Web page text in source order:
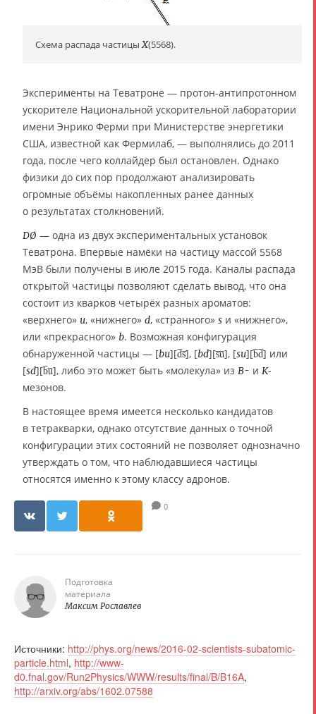
Схема распада частицыX(5568).
Эксперименты на Теватроне — протон-антипротонном
ускорителе Национальной ускорительной лаборатории
имени Энрико Ферми при Министерстве энергетики
США, известной как Фермилаб, — выполнялись до 2011
года, после чего коллайдер был остановлен. Однако
физики до сих пор продолжают анализировать
огромные объёмы накопленных ранее данных
о результатах столкновений.
DØ — одна из двух экспериментальных установок
Теватрона. Впервые намёки на частицу массой 5568
МэВ были получены в июле 2015 года. Каналы распада
открытой частицы позволяют сделать вывод, что она
состоит из кварков четырёх разных ароматов:
«верхнего» u, «нижнего» d, «странного» s и «нижнего»,
или «прекрасного» b. Возможная конфигурация
обнаруженной частицы — [bu][d̅s̅], [bd][s̅u̅], [su][b̅d̅] или
[sd][b̅u̅], либо это может быть «молекула» из B- и K-
мезонов.
В настоящее время имеется несколько кандидатов
в тетракварки, однако отсутствие данных о точной
конфигурации этих состояний не позволяет однозначно
утверждать о том, что наблюдавшиеся частицы
относятся именно к этому классу адронов.
0
Подготовка
материала
Максим Рославлев
Источники: http://phys.org/news/2016-02-scientists-subatomic-
particle.html, http://www-
d0.fnal.gov/Run2Physics/WWW/results/final/B/B16A,
http://arxiv.org/abs/1602.07588